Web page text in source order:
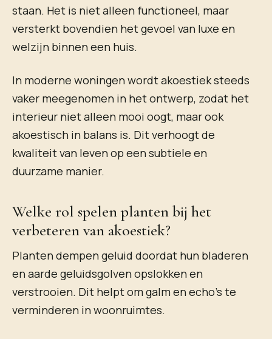
staan. Het is niet alleen functioneel, maar
versterkt bovendien het gevoel van luxe en
welzijn binnen een huis.
In moderne woningen wordt akoestiek steeds
vaker meegenomen in het ontwerp, zodat het
interieur niet alleen mooi oogt, maar ook
akoestisch in balans is. Dit verhoogt de
kwaliteit van leven op een subtiele en
duurzame manier.
Welke rol spelen planten bij het
verbeteren van akoestiek?
Planten dempen geluid doordat hun bladeren
en aarde geluidsgolven opslokken en
verstrooien. Dit helpt om galm en echo’s te
verminderen in woonruimtes.